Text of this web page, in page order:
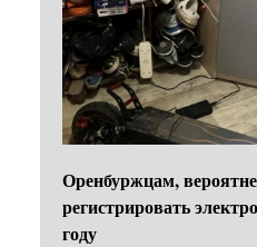
Оренбуржцам,
регистрировать
году